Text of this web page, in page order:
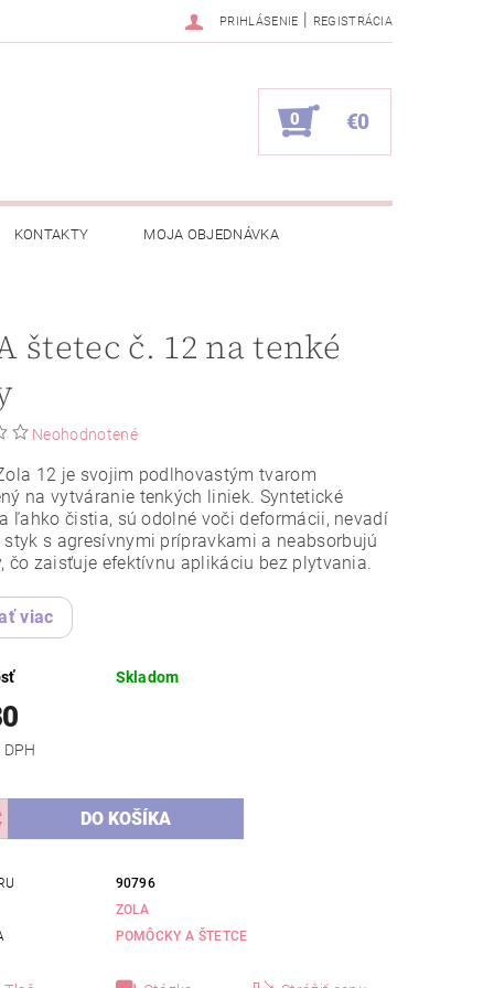
PRIHLÁSENIE | REGISTRÁCIA
0 €0
KONTAKTY MOJA OBJEDNÁVKA
štetec č. 12 na tenké
Neohodnotené
12 je svojim podlhovastým tvarom
na vytváranie tenkých liniek. Syntetické
ľahko čistia, sú odolné voči deformácii, nevadí
styk s agresívnymi prípravkami a neabsorbujú
čo zaisťuje efektívnu aplikáciu bez plytvania.
viac
Skladom
DPH
90796
ZOLA
POMÔCKY A ŠTETCE